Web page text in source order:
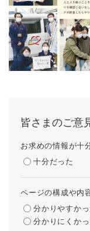
皆さまのご意
お求めの情報が十
十分だった
ページの構成や内
分かりやすかっ
分かりにくかっ